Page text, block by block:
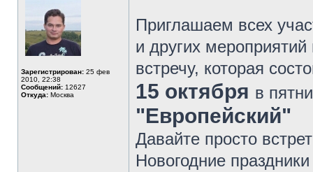
Зарегистрирован: 25 фев
2010, 22:38
Сообщений: 12627
Откуда: Москва
Приглашаем всех
и других
встречу, которая
15 октября в
"Европейский"
Давайте просто
Новогодние